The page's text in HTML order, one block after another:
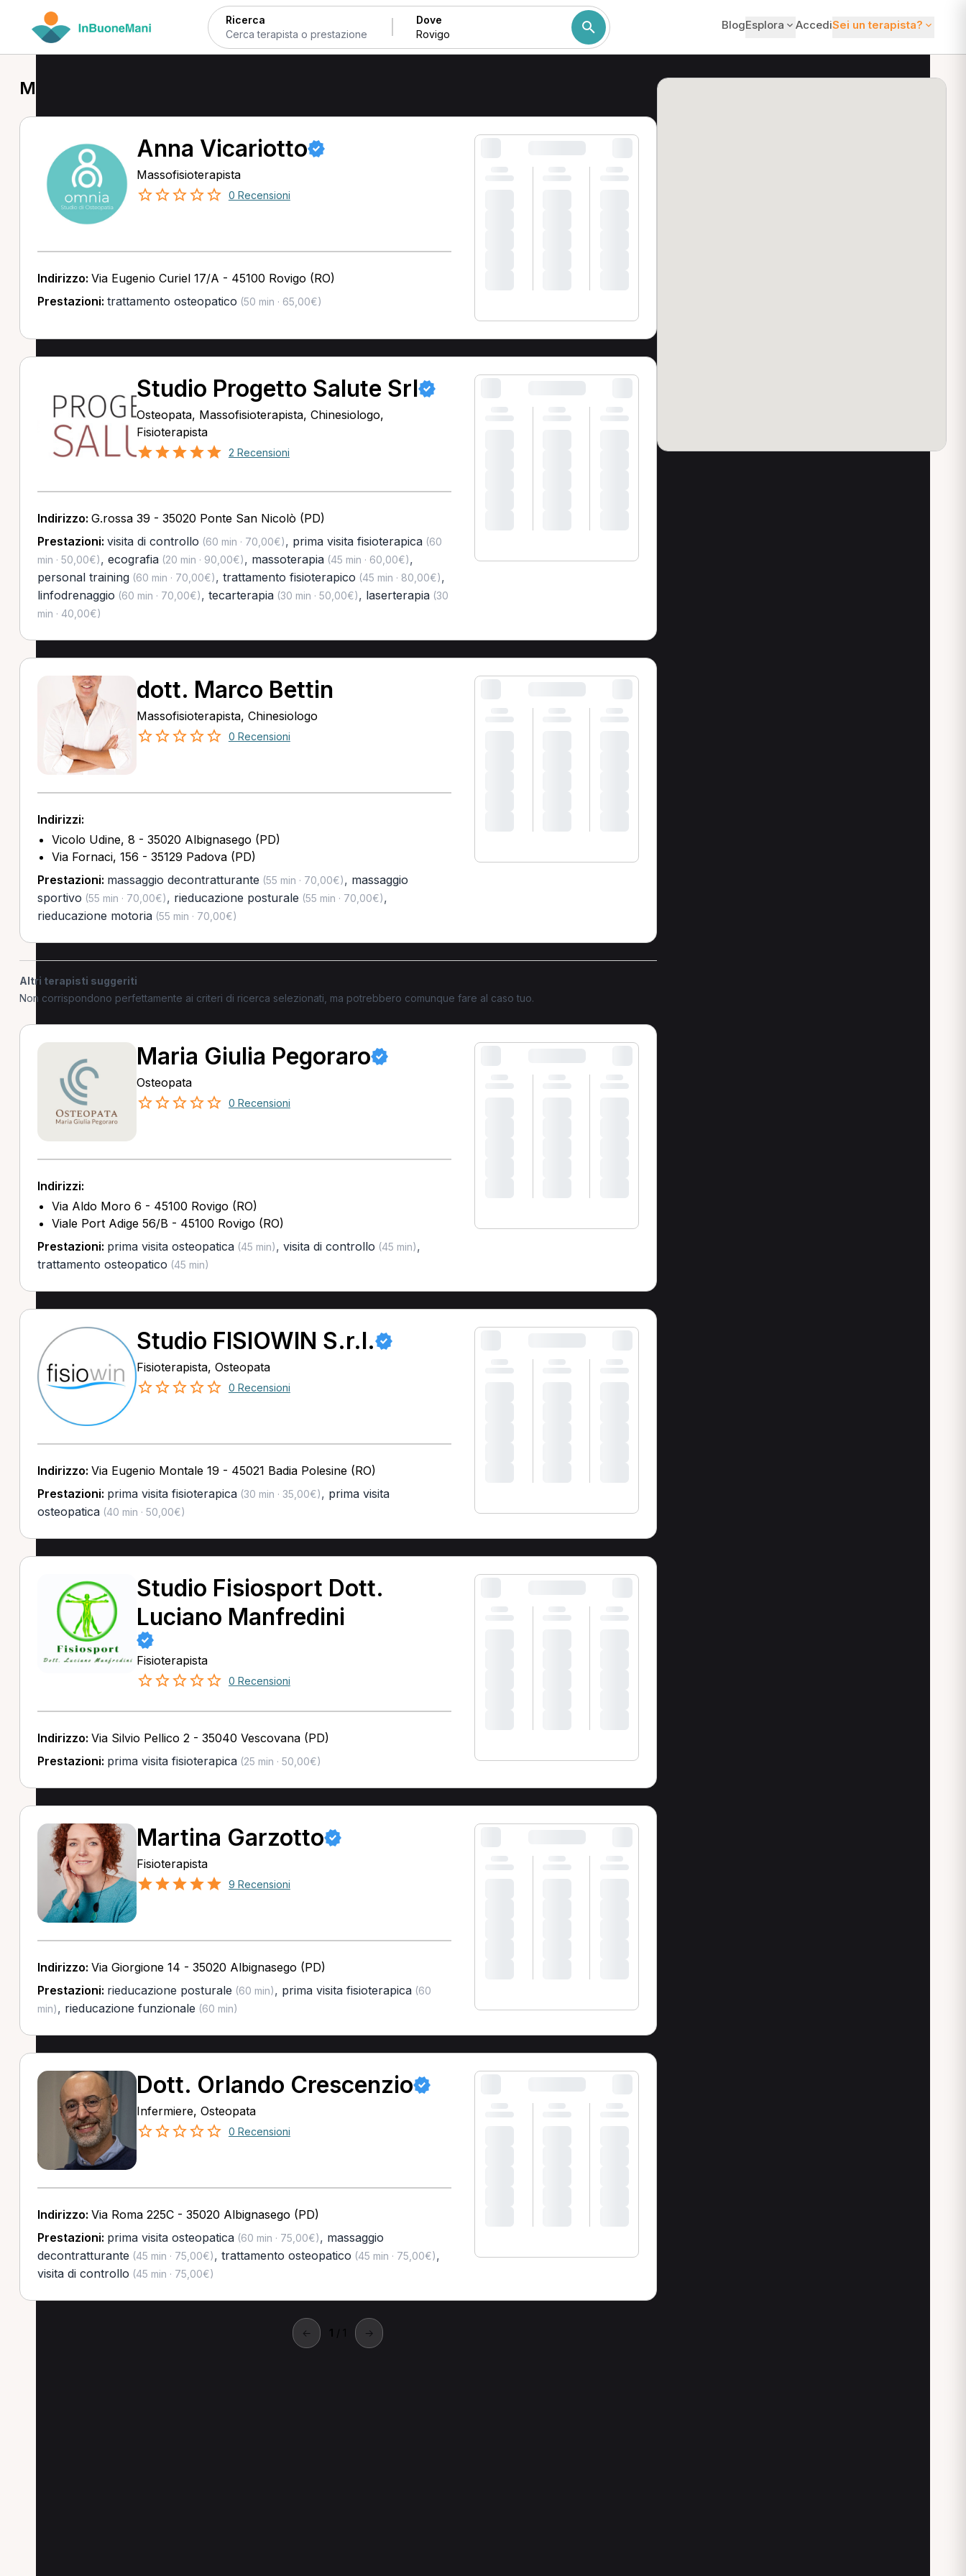
Ricerca Dove BlogEsplora AccediSei un terapista?
Massofisioterapista a Rovigo
Anna Vicariotto
Massofisioterapista
0 Recensioni
Indirizzo: Via Eugenio Curiel 17/A - 45100 Rovigo (RO)
Prestazioni: trattamento osteopatico (50 min · 65,00€)
Studio Progetto Salute Srl
Osteopata, Massofisioterapista, Chinesiologo,
Fisioterapista
2 Recensioni
Indirizzo: G.rossa 39 - 35020 Ponte San Nicolò (PD)
Prestazioni: visita di controllo (60 min · 70,00€), prima visita fisioterapica(60
min · 50,00€), ecografia(20 min · 90,00€), massoterapia(45 min · 60,00€),
personal training(60 min · 70,00€), trattamento fisioterapico (45 min · 80,00€),
linfodrenaggio (60 min · 70,00€), tecarterapia(30 min · 50,00€), laserterapia(30
min · 40,00€)
dott. Marco Bettin
Massofisioterapista, Chinesiologo
0 Recensioni
Indirizzi:
Vicolo Udine, 8 - 35020 Albignasego (PD)
Via Fornaci, 156 - 35129 Padova (PD)
Prestazioni: massaggio decontratturante (55 min · 70,00€), massaggio
sportivo (55 min · 70,00€), rieducazione posturale (55 min · 70,00€),
rieducazione motoria(55 min · 70,00€)
Altri terapisti suggeriti
Non corrispondono perfettamente ai criteri di ricerca selezionati, ma potrebbero comunque fare al caso tuo.
Maria Giulia Pegoraro
Osteopata
0 Recensioni
Indirizzi:
Via Aldo Moro 6 - 45100 Rovigo (RO)
Viale Port Adige 56/B - 45100 Rovigo (RO)
Prestazioni: prima visita osteopatica(45 min), visita di controllo (45 min),
trattamento osteopatico (45 min)
Studio FISIOWIN S.r.l.
Fisioterapista, Osteopata
0 Recensioni
Indirizzo: Via Eugenio Montale 19 - 45021 Badia Polesine (RO)
Prestazioni: prima visita fisioterapica(30 min · 35,00€), prima visita
osteopatica(40 min · 50,00€)
Studio Fisiosport Dott.
Luciano Manfredini
Fisioterapista
0 Recensioni
Indirizzo: Via Silvio Pellico 2 - 35040 Vescovana (PD)
Prestazioni: prima visita fisioterapica(25 min · 50,00€)
Martina Garzotto
Fisioterapista
9 Recensioni
Indirizzo: Via Giorgione 14 - 35020 Albignasego (PD)
Prestazioni: rieducazione posturale (60 min), prima visita fisioterapica(60
min), rieducazione funzionale (60 min)
Dott. Orlando Crescenzio
Infermiere, Osteopata
0 Recensioni
Indirizzo: Via Roma 225C - 35020 Albignasego (PD)
Prestazioni: prima visita osteopatica(60 min · 75,00€), massaggio
decontratturante (45 min · 75,00€), trattamento osteopatico (45 min · 75,00€),
visita di controllo (45 min · 75,00€)
← 1 / 1 →